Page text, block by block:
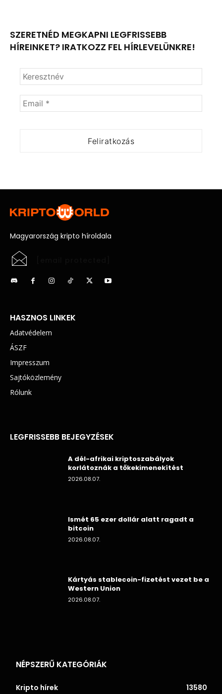
SZERETNÉD MEGKAPNI LEGFRISSEBB
HÍREINKET? IRATKOZZ FEL HÍRLEVELÜNKRE!
Magyarország kripto híroldala
HASZNOS LINKEK
Adatvédelem
ÁSZF
Impresszum
Sajtóközlemény
Rólunk
LEGFRISSEBB BEJEGYZÉSEK
A dél-afrikai kriptoszabályok
korlátoznák a tőkekimenekítést
2026.08.07.
Ismét 65 ezer dollár alatt ragadt a
bitcoin
2026.08.07.
Kártyás stablecoin-fizetést vezet be a
Western Union
2026.08.07.
NÉPSZERŰ KATEGÓRIÁK
Kripto hírek 13580